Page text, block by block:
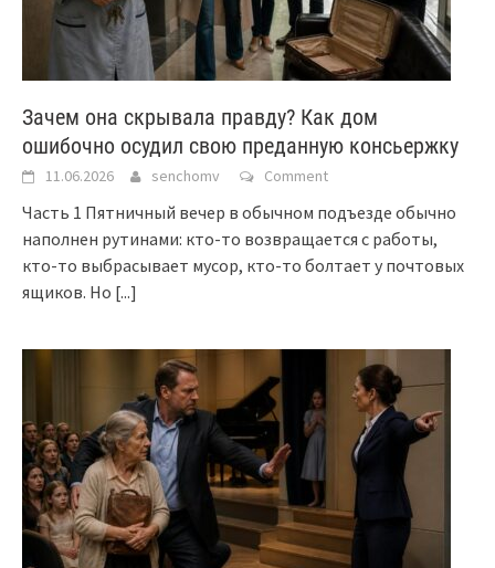
Зачем она скрывала правду? Как дом
ошибочно осудил свою преданную консьержку
11.06.2026 senchomv Comment
Часть 1 Пятничный вечер в обычном подъезде обычно
наполнен рутинами: кто-то возвращается с работы,
кто-то выбрасывает мусор, кто-то болтает у почтовых
ящиков. Но [...]